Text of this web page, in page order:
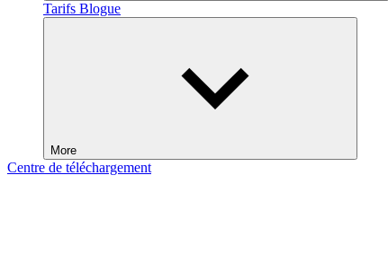
Tarifs Blogue
More
Centre de téléchargement